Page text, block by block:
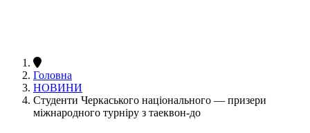
Головна
НОВИНИ
Студенти Черкаського національного — призери
міжнародного турніру з таеквон-до